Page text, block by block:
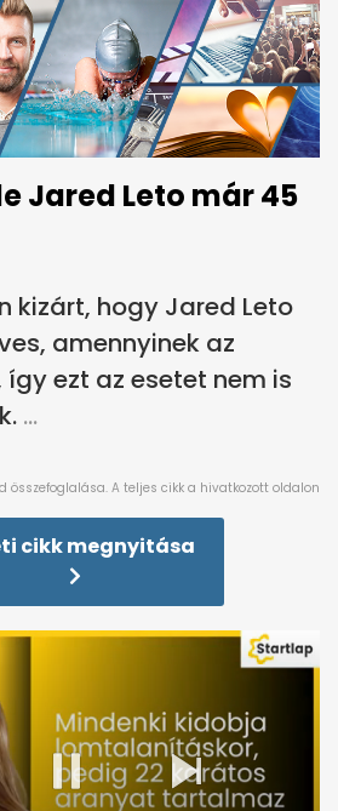
Jared Leto már 45
kizárt, hogy Jared Leto
amennyinek az
ezt az esetet nem is
cikk megnyitása